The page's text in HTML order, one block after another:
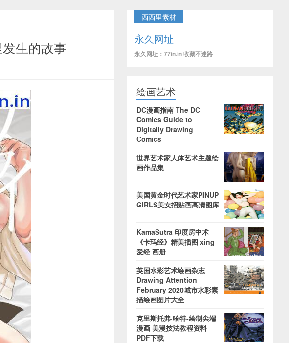
生的故事
西西里素材
永久网址
永久网址：77in.in 收藏不迷路
绘画艺术
DC漫画指南 The DC
Comics Guide to
Digitally Drawing
Comics
世界艺术家人体艺术主题绘
画作品集
美国黄金时代艺术家PINUP
GIRLS美女招贴画高清图库
KamaSutra 印度房中术
《卡玛经》精美插图 xing
爱经 画册
英国水彩艺术绘画杂志
Drawing Attention
February 2020城市水彩素
描绘画图片大全
克里斯托弗·哈特-绘制尖端
漫画 美漫技法教程资料
PDF下载